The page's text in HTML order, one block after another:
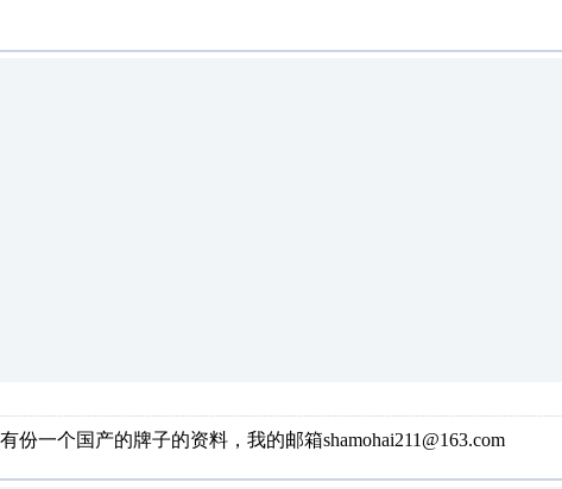
份一个国产的牌子的资料，我的邮箱shamohai211@163.com